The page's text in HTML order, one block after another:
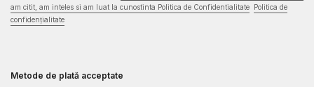
am citit, am inteles si am luat la cunostinta Politica de Confidentialitate
Politica de
confidențialitate
Metode de plată acceptate